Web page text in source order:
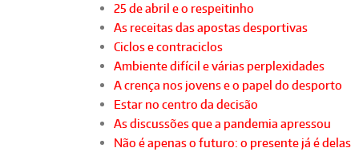
25 de abril e o respeitinho
As receitas das apostas desportivas
Ciclos e contraciclos
Ambiente difícil e várias perplexidades
A crença nos jovens e o papel do desporto
Estar no centro da decisão
As discussões que a pandemia apressou
Não é apenas o futuro: o presente já é delas